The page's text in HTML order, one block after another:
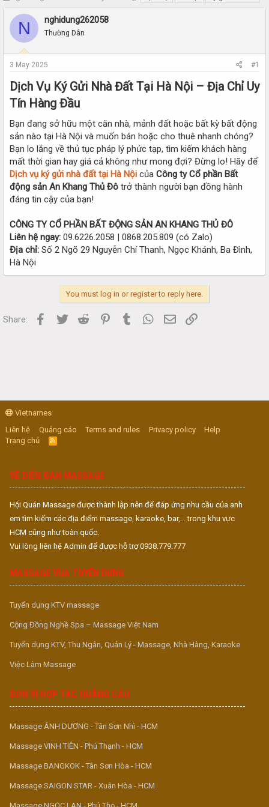
r
a
s
a
r
r
a
e
N nghidung262058
Thường Dân
3 May 2025 #1
Dịch Vụ Ký Gửi Nhà Đất Tại Hà Nội – Địa Chỉ Uy
Tín Hàng Đầu​
Bạn đang sở hữu một căn nhà, mảnh đất hoặc bất kỳ bất động
sản nào tại Hà Nội và muốn bán hoặc cho thuê nhanh chóng?
Bạn lo lắng về thủ tục pháp lý phức tạp, tìm kiếm khách hàng
mất thời gian hay giá cả không như mong đợi? Đừng lo! Hãy để
Dịch vụ ký gửi nhà đất tại Hà Nội của Công ty Cổ phần Bất
động sản An Khang Thủ Đô trở thành người bạn đồng hành
đáng tin cậy của bạn!
CÔNG TY CỔ PHẦN BẤT ĐỘNG SẢN AN KHANG THỦ ĐÔ
Liên hệ ngay: 09.6226.2058 | 0868.205.809 (có Zalo)
Địa chỉ: Số 2 Ngõ 29 Nguyễn Chí Thanh, Ngọc Khánh, Ba Đình,
Hà Nội
You must log in or register to reply here.
Share: Facebook
Twitter Reddit PinterestTumblr WhatsApp
Email
Vietnames
Liên hệ
Quảng cáo Terms and rules Privacy policy
Help
Trang chủ
R
S
VỀ DIỄN ĐÀN MASSAGE
Hội Quán Massage được thành lập nên để đáp ứng nhu cầu của anh
em tìm kiếm các địa điểm massage, karaoke, bar,... trong khu vực
HCM cũng như toàn quốc.
Vui lòng liên hệ Admin để được hỗ trợ 0938.779.777
MASSAGE VUA TUYỂN DỤNG
Tuyển dụng KTV massage
Cộng Đồng Nghề Spa – Massage Việt Nam
Tuyển dụng KTV, Thu Ngân, Quản Lý - Massage, Nhà Hàng, Karaoke
Việc Làm Massage
ĐƠN VỊ HỢP TÁC QUẢNG CÁO
Massage ÁNH DƯƠNG - Tân Sơn Nhì - HCM
Massage VINH TIÊN - Phú Thạnh - HCM
Massage BANGKOK - Tân Sơn Hòa - HCM
Massage SAIGON STAR - Xuân Hòa - HCM